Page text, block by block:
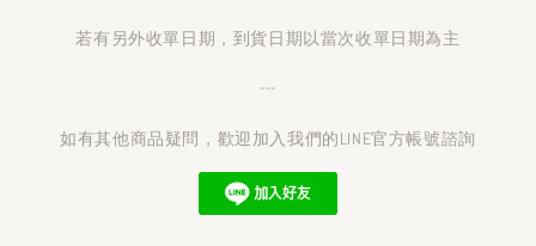
若有另外收單日期，到貨日期以當次收單日期為主
---
如有其他商品疑問，歡迎加入我們的LINE官方帳號諮詢